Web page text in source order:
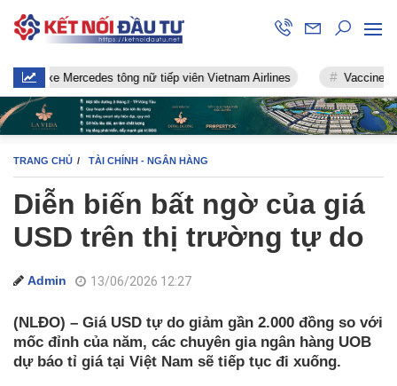
Mercedes tông nữ tiếp viên Vietnam Airlines Vaccine chống
TRANG CHỦ TÀI CHÍNH - NGÂN HÀNG
Diễn biến bất ngờ của giá
USD trên thị trường tự do
Admin 13/06/2026 12:27
(NLĐO) – Giá USD tự do giảm gần 2.000 đồng so với
mốc đỉnh của năm, các chuyên gia ngân hàng UOB
dự báo tỉ giá tại Việt Nam sẽ tiếp tục đi xuống.